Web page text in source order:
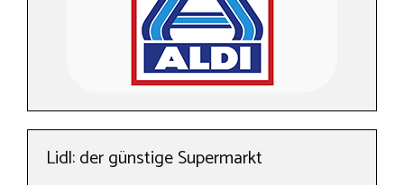
Lidl: der günstige Supermarkt